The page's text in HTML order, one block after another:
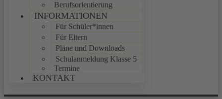
Berufsorientierung
INFORMATIONEN
Für Schüler*innen
Für Eltern
Pläne und Downloads
Schulanmeldung Klasse 5
Termine
KONTAKT